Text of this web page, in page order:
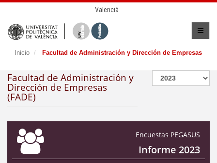
Valencià
Inicio Facultad de Administración y Dirección de Empresas
Facultad de Administración y
Dirección de Empresas
(FADE)
Encuestas PEGASUS
Informe 2023